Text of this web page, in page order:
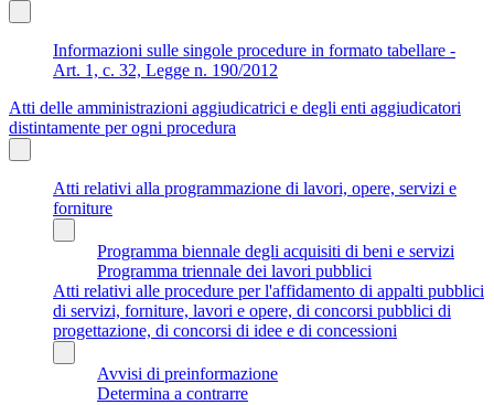
Informazioni sulle singole procedure in formato tabellare -
Art. 1, c. 32, Legge n. 190/2012
Atti delle amministrazioni aggiudicatrici e degli enti aggiudicatori
distintamente per ogni procedura
Atti relativi alla programmazione di lavori, opere, servizi e
forniture
Programma biennale degli acquisiti di beni e servizi
Programma triennale dei lavori pubblici
Atti relativi alle procedure per l'affidamento di appalti pubblici
di servizi, forniture, lavori e opere, di concorsi pubblici di
progettazione, di concorsi di idee e di concessioni
Avvisi di preinformazione
Determina a contrarre